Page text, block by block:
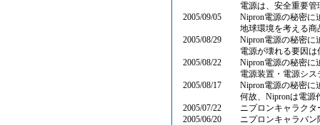
電源は、安全重要
2005/09/05
Nipron電源の秘密に
地球環境を考える
2005/08/29
Nipron電源の秘密に
電源が壊れる要因は
2005/08/22
Nipron電源の秘密に
電源装置・電源シ
2005/08/17
Nipron電源の秘密に
何故、Nipronは電源
2005/07/22
ニプロンキャラクタ
2005/06/20
ニプロンキャラバ